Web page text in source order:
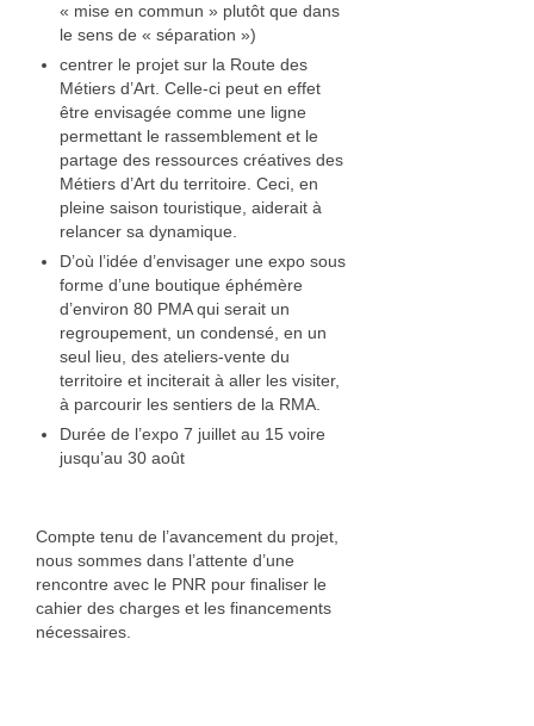
« mise en commun » plutôt que dans
le sens de « séparation »)
centrer le projet sur la Route des
Métiers d’Art. Celle-ci peut en effet
être envisagée comme une ligne
permettant le rassemblement et le
partage des ressources créatives des
Métiers d’Art du territoire. Ceci, en
pleine saison touristique, aiderait à
relancer sa dynamique.
D’où l’idée d’envisager une expo sous
forme d’une boutique éphémère
d’environ 80 PMA qui serait un
regroupement, un condensé, en un
seul lieu, des ateliers-vente du
territoire et inciterait à aller les visiter,
à parcourir les sentiers de la RMA.
Durée de l’expo 7 juillet au 15 voire
jusqu’au 30 août
Compte tenu de l’avancement du projet,
nous sommes dans l’attente d’une
rencontre avec le PNR pour finaliser le
cahier des charges et les financements
nécessaires.